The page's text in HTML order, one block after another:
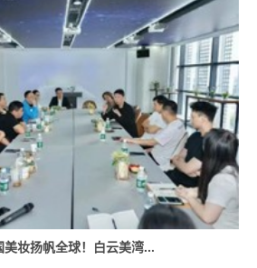
美妆扬帆全球！白云美湾...